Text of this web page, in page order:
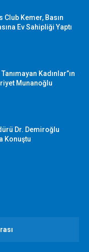
Kemer, Basın
Ev Sahipliği Yaptı
Tanımayan Kadınlar”ın
Munanoğlu
Dr. Demiroğlu
Konuştu